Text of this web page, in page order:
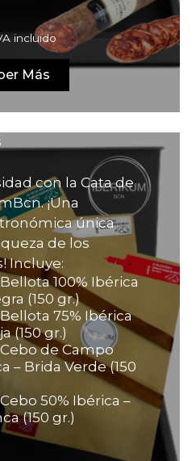
incluido
Más
con la Cata de
¡Una
única
de los
Incluye:
100% Ibérica
(150 gr.)
75% Ibérica
(150 gr.)
de Campo
– Brida Verde (150
50% Ibérica –
(150 gr.)